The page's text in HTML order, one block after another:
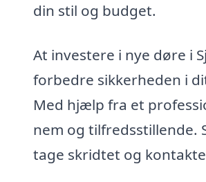
din stil og budget.
At investere i nye døre i
forbedre sikkerheden i
Med hjælp fra et
nem og tilfredsstillende.
tage skridtet og